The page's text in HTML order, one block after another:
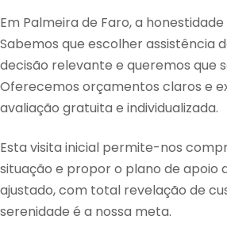
Em Palmeira de Faro, a honestidade
Sabemos que escolher assistência
decisão relevante e queremos que
Oferecemos orçamentos claros e
avaliação gratuita e individualizada.
Esta visita inicial permite-nos
situação e propor o plano de apoio
ajustado, com total revelação de
serenidade é a nossa meta.